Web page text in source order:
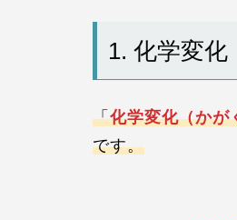
1. 化学変化
「化学変化（かが
です。